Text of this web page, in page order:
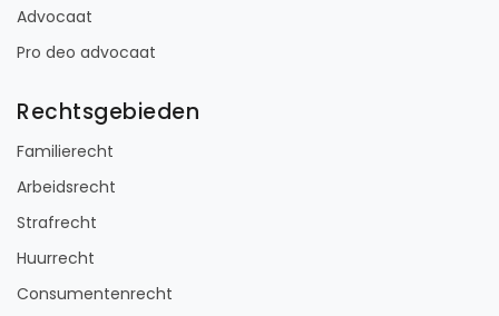
Advocaat
Pro deo advocaat
Rechtsgebieden
Familierecht
Arbeidsrecht
Strafrecht
Huurrecht
Consumentenrecht